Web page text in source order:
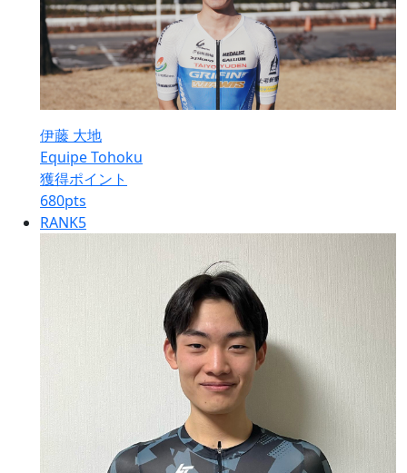
伊藤 大地
Equipe Tohoku
獲得ポイント
680pts
RANK5